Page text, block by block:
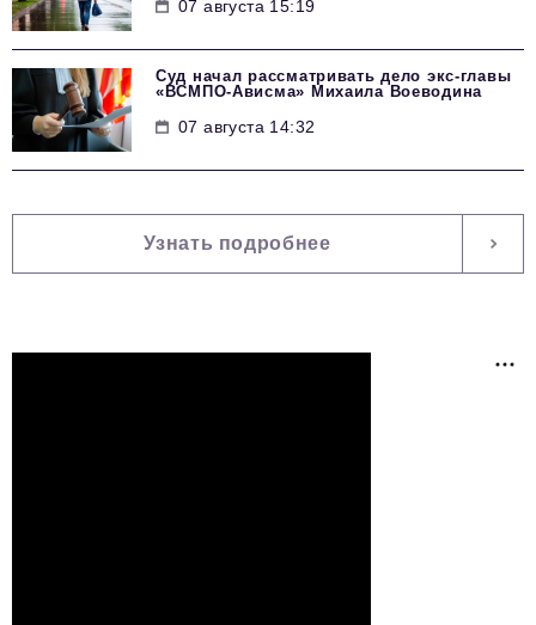
07 августа 15:19
Суд начал рассматривать дело экс-главы
«ВСМПО-Ависма» Михаила Воеводина
07 августа 14:32
Узнать подробнее